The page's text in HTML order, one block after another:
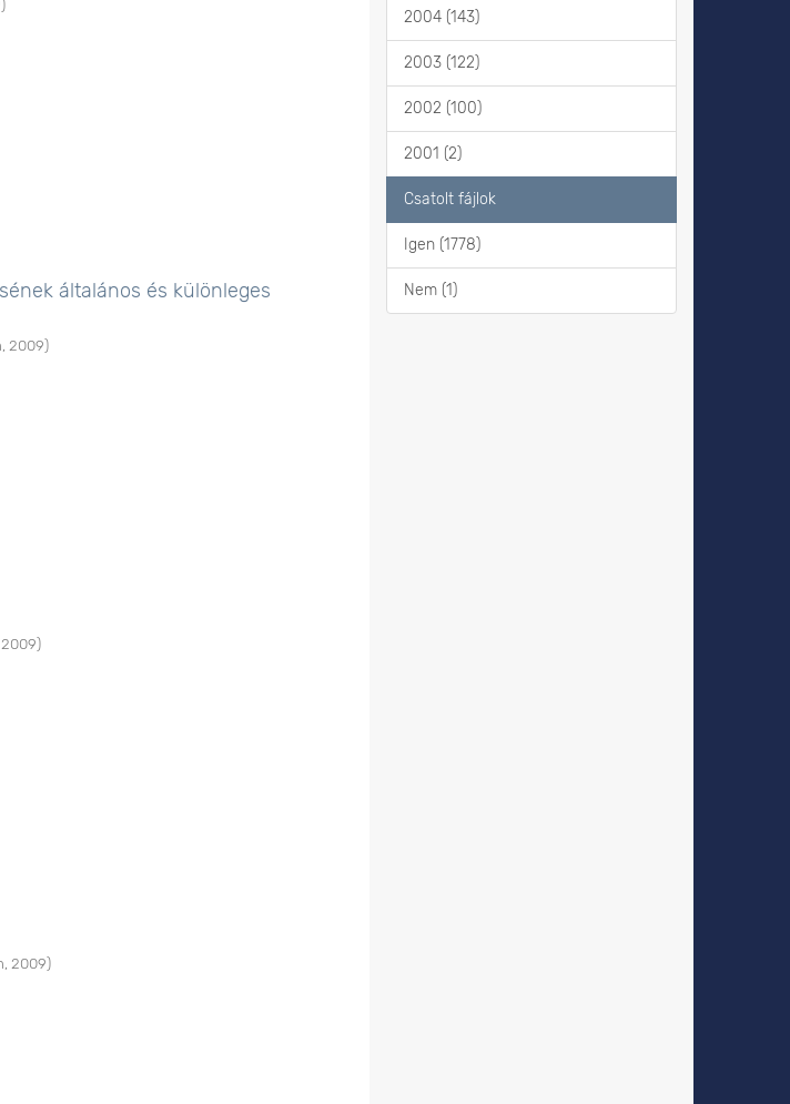
)
általános és különleges
2009)
2009)
2009)
2004 (143)
2003 (122)
2002 (100)
2001 (2)
Csatolt fájlok
Igen (1778)
Nem (1)